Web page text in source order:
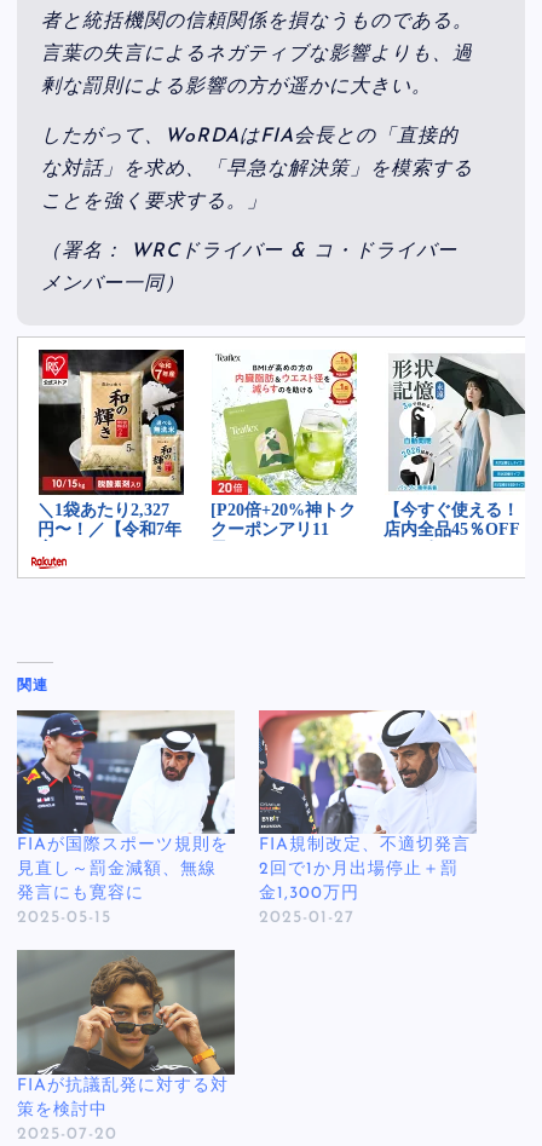
者と統括機関の信頼関係を損なうものである。
言葉の失言によるネガティブな影響よりも、過
剰な罰則による影響の方が遥かに大きい。
したがって、WoRDAはFIA会長との「直接的
な対話」を求め、「早急な解決策」を模索する
ことを強く要求する。」
（署名： WRCドライバー & コ・ドライバー
メンバー一同）
関連
FIAが国際スポーツ規則を
見直し～罰金減額、無線
発言にも寛容に
2025-05-15
FIA規制改定、不適切発言
2回で1か月出場停止＋罰
金1,300万円
2025-01-27
FIAが抗議乱発に対する対
策を検討中
2025-07-20